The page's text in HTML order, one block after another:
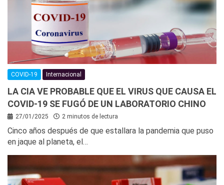
COVID-19 Internacional
LA CIA VE PROBABLE QUE EL VIRUS QUE CAUSA EL
COVID-19 SE FUGÓ DE UN LABORATORIO CHINO
27/01/2025 2 minutos de lectura
Cinco años después de que estallara la pandemia que puso
en jaque al planeta, el…